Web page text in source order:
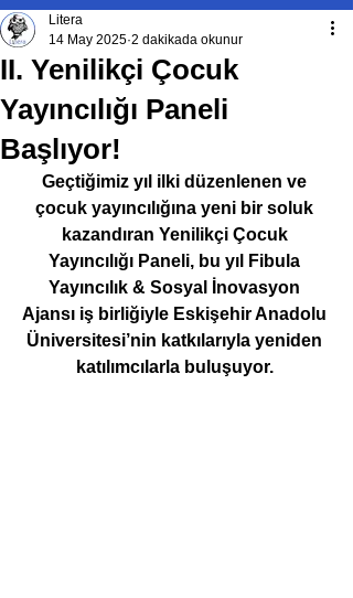
II. Yenilikçi Çocuk
Yayıncılığı Paneli
Başlıyor!
Litera
14 May 2025 2 dakikada okunur
Geçtiğimiz yıl ilki düzenlenen ve
çocuk yayıncılığına yeni bir soluk
kazandıran Yenilikçi Çocuk
Yayıncılığı Paneli, bu yıl Fibula
Yayıncılık & Sosyal İnovasyon
Ajansı iş birliğiyle Eskişehir Anadolu
Üniversitesi’nin katkılarıyla yeniden
katılımcılarla buluşuyor.